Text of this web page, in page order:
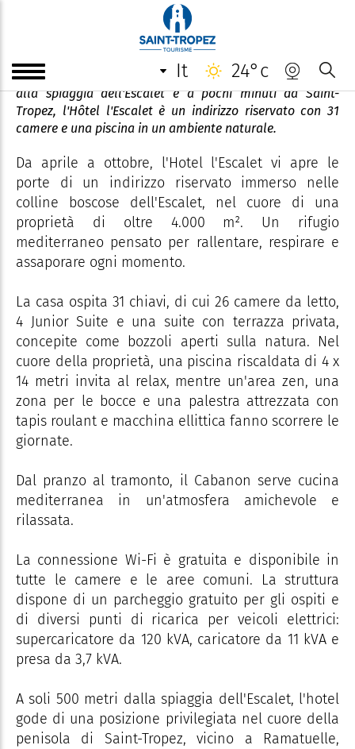
it 24°c
L'Escalet Hotel
Situato nel cuore di una tenuta protetta, proprio accanto
alla spiaggia dell'Escalet e a pochi minuti da Saint-
Tropez, l'Hôtel l'Escalet è un indirizzo riservato con 31
camere e una piscina in un ambiente naturale.
Da aprile a ottobre, l'Hotel l'Escalet vi apre le
porte di un indirizzo riservato immerso nelle
colline boscose dell'Escalet, nel cuore di una
proprietà di oltre 4.000 m². Un rifugio
mediterraneo pensato per rallentare, respirare e
assaporare ogni momento.
La casa ospita 31 chiavi, di cui 26 camere da letto,
4 Junior Suite e una suite con terrazza privata,
concepite come bozzoli aperti sulla natura. Nel
cuore della proprietà, una piscina riscaldata di 4 x
14 metri invita al relax, mentre un'area zen, una
zona per le bocce e una palestra attrezzata con
tapis roulant e macchina ellittica fanno scorrere le
giornate.
Dal pranzo al tramonto, il Cabanon serve cucina
mediterranea in un'atmosfera amichevole e
rilassata.
La connessione Wi-Fi è gratuita e disponibile in
tutte le camere e le aree comuni. La struttura
dispone di un parcheggio gratuito per gli ospiti e
di diversi punti di ricarica per veicoli elettrici:
supercaricatore da 120 kVA, caricatore da 11 kVA e
presa da 3,7 kVA.
A soli 500 metri dalla spiaggia dell'Escalet, l'hotel
gode di una posizione privilegiata nel cuore della
penisola di Saint-Tropez, vicino a Ramatuelle,